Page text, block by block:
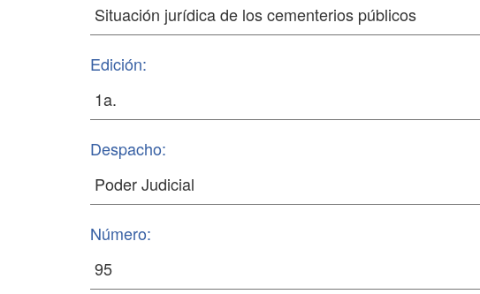
Edición:
Despacho:
Número: